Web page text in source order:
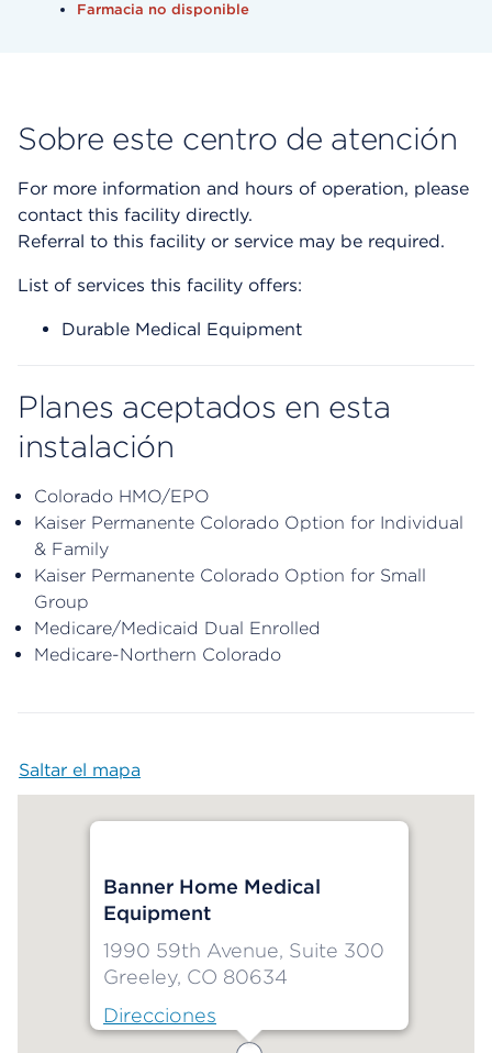
Farmacia no disponible
Sobre este centro de atención
For more information and hours of operation, please
contact this facility directly.
Referral to this facility or service may be required.
List of services this facility offers:
Durable Medical Equipment
Planes aceptados en esta
instalación
Colorado HMO/EPO
Kaiser Permanente Colorado Option for Individual
& Family
Kaiser Permanente Colorado Option for Small
Group
Medicare/Medicaid Dual Enrolled
Medicare-Northern Colorado
Saltar el mapa
Banner Home Medical
Equipment
1990 59th Avenue, Suite 300
Greeley, CO 80634
Direcciones